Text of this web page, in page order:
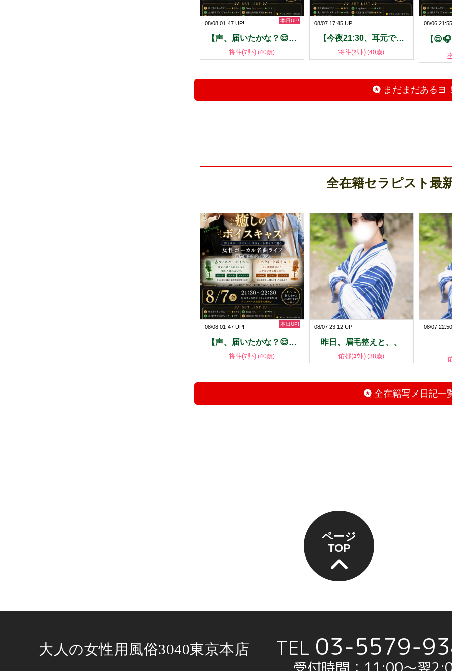
08/08 01:47 UP! 本日UP!
【声、届いたかな？😌…
将斗(ﾏｻﾄ) (40歳)
08/07 17:45 UP!
【今夜21:30、耳元で…
将斗(ﾏｻﾄ) (40歳)
08/06
【
まだまだあるヨ
全在籍セラピスト最
08/08 01:47 UP! 本日UP!
【声、届いたかな？😌…
将斗(ﾏｻﾄ) (40歳)
08/07 23:12 UP!
昨日、眉毛整えと、、
佑都(ﾕｳﾄ) (38歳)
08/07
全在籍写メ日記一
ページ
TOP
大人の女性用風俗3040東京本店 03-5579-